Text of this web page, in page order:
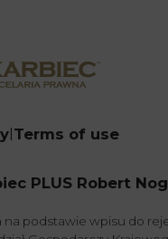
Terms of use
PLUS Robert
na podstawie wpisu do